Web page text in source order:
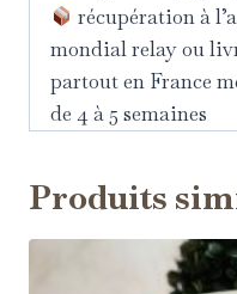
récupération à
mondial relay ou
partout en France
de 4 à 5 semaines
Produits